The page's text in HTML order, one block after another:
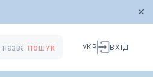
ПОШУК УКР ВХІД